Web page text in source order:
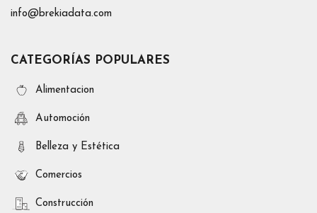
info@brekiadata.com
CATEGORÍAS POPULARES
Alimentacion
Automoción
Belleza y Estética
Comercios
Construcción